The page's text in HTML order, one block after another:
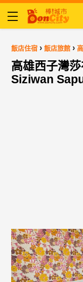
飯店住宿 ›飯店旅館 ›
高雄西子灣
Siziwan